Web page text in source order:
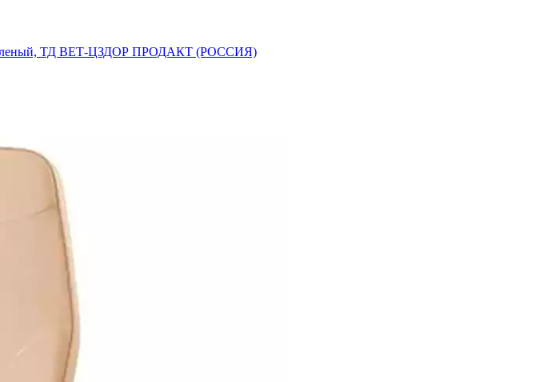
зеленый, ТД ВЕТ-ЦЗДОР ПРОДАКТ (РОССИЯ)